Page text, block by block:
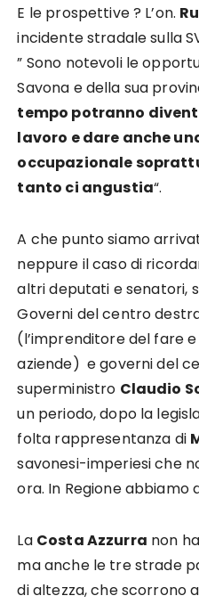
E le prospettive ? L’on.
incidente stradale sulla
” Sono notevoli le
Savona e della sua
tempo potranno
lavoro e dare anche
occupazionale
tanto ci angustia“.
A che punto siamo
neppure il caso di
altri deputati e senatori,
Governi del centro
(l’imprenditore del fare
aziende) e governi del
superministro Claudio
un periodo, dopo la
folta rappresentanza di
savonesi-imperiesi che
ora. In Regione abbiamo
La Costa Azzurra non
ma anche le tre strade
di altezza, che scorrono